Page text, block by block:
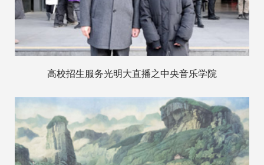
高校招生服务光明大直播之中央音乐学院